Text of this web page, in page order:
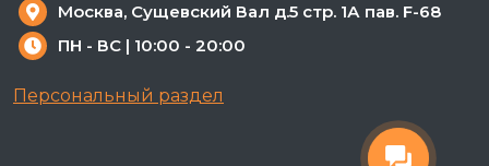
Москва, Сущевский Вал д.5 стр. 1А пав. F-68
ПН - ВС | 10:00 - 20:00
Персональный раздел